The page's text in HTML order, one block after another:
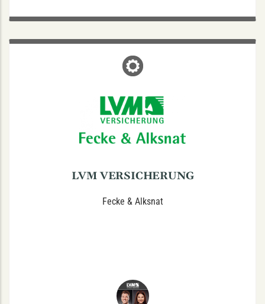
LVM VERSICHERUNG
Fecke & Alksnat
LVM VERSICHERUNG
Tel.: 0251 294429
Fax: 0251 294233